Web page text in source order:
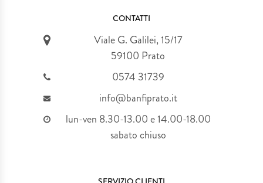
CONTATTI
Viale G. Galilei, 15/17
59100 Prato
0574 31739
info@banfiprato.it
lun-ven 8.30-13.00 e 14.00-18.00
sabato chiuso